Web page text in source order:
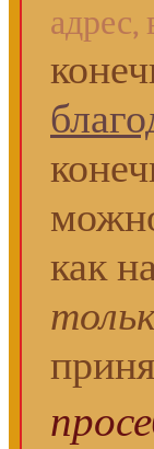
адрес,
как